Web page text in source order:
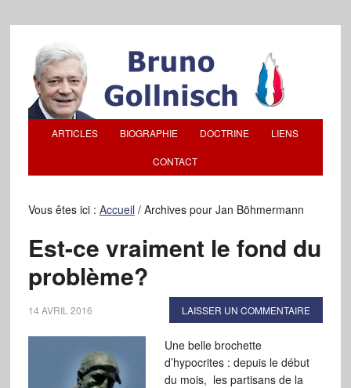
ARTICLES BIOGRAPHIE DOCTRINE LIENS
CONTACT
Vous êtes ici : Accueil /Archives pour Jan Böhmermann
Est-ce vraiment le fond du
problème?
14 AVRIL 2016 LAISSER UN COMMENTAIRE
Une belle brochette
d’hypocrites : depuis le début
du mois, les partisans de la